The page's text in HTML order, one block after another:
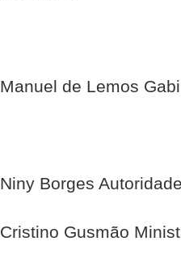
Manuel de Lemos
Niny Borges
Cristino Gusmão